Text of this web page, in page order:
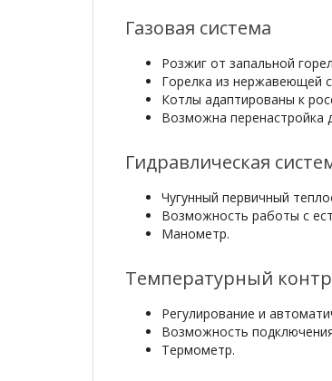
Газовая система
Розжиг от запальной
Горелка из нержавеющей
Котлы адаптированы к
Возможна перенастройка
Гидравлическая
Чугунный первичный
Возможность работы с
Манометр.
Температурный
Регулирование и
Возможность
Термометр.